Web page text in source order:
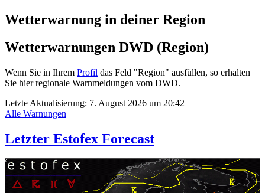
Wetterwarnung in deiner Region
Wetterwarnungen DWD (Region)
Wenn Sie in Ihrem Profil das Feld "Region" ausfüllen, so erhalten
Sie hier regionale Warnmeldungen vom DWD.
Letzte Aktualisierung: 7. August 2026 um 20:42
Alle Warnungen
Letzter Estofex Forecast